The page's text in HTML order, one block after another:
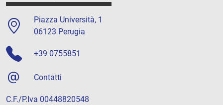
Piazza Università, 1
06123 Perugia
+39 0755851
Contatti
C.F./P.Iva 00448820548